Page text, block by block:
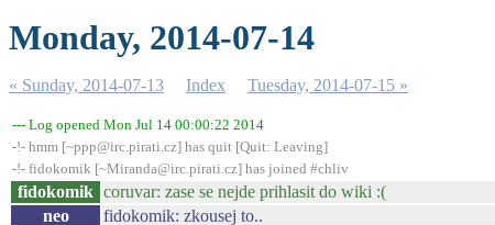
Monday, 2014-07-14
« Sunday, 2014-07-13 Index Tuesday, 2014-07-15 »
--- Log opened Mon Jul 14 00:00:22 2014
-!- hmm [~ppp@irc.pirati.cz] has quit [Quit: Leaving]
-!- fidokomik [~Miranda@irc.pirati.cz] has joined #chliv
fidokomik coruvar: zase se nejde prihlasit do wiki :(
neo
fidokomik: zkousej to..